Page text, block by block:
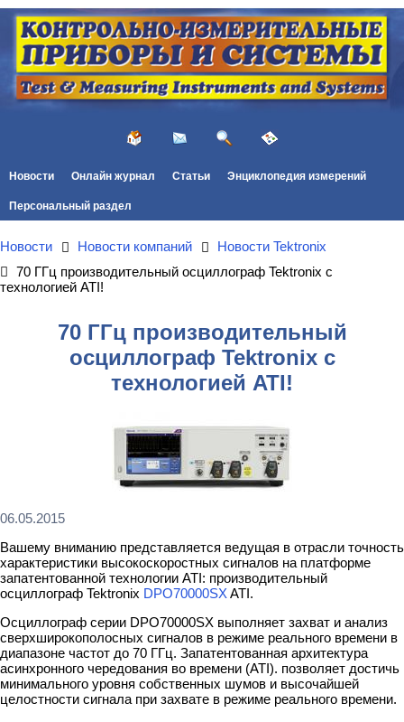
Новости Онлайн журнал Статьи Энциклопедия измерений
Персональный раздел
Новости Новости компаний
Новости Tektronix
70 ГГц производительный осциллограф Tektronix с
технологией ATI!
70 ГГц производительный
осциллограф Tektronix с
технологией ATI!
06.05.2015
Вашему вниманию представляется ведущая в отрасли точность
характеристики высокоскоростных сигналов на платформе
запатентованной технологии ATI: производительный
осциллограф Tektronix DPO70000SXATI.
Осциллограф серии DPO70000SX выполняет захват и анализ
сверхширокополосных сигналов в режиме реального времени в
диапазоне частот до 70 ГГц. Запатентованная архитектура
асинхронного чередования во времени (ATI). позволяет достичь
минимального уровня собственных шумов и высочайшей
целостности сигнала при захвате в режиме реального времени.